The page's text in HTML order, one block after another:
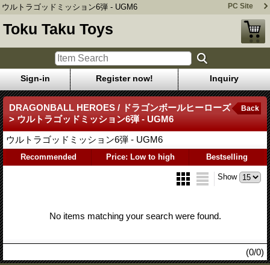
ウルトラゴッドミッション6弾 - UGM6 PC Site
Toku Taku Toys
Sign-in Register now! Inquiry
DRAGONBALL HEROES / ドラゴンボールヒーローズ
> ウルトラゴッドミッション6弾 - UGM6
ウルトラゴッドミッション6弾 - UGM6
Back
Recommended Price: Low to high Bestselling
Show
No items matching your search were found.
(0/0)